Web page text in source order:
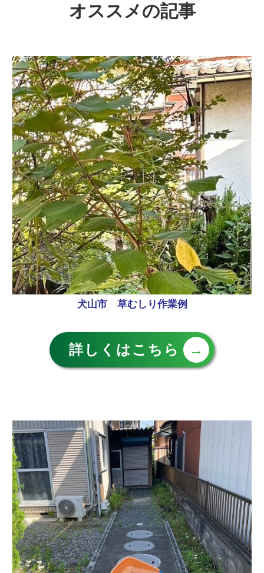
オススメの記事
犬山市 草むしり作業例
詳しくはこちら→